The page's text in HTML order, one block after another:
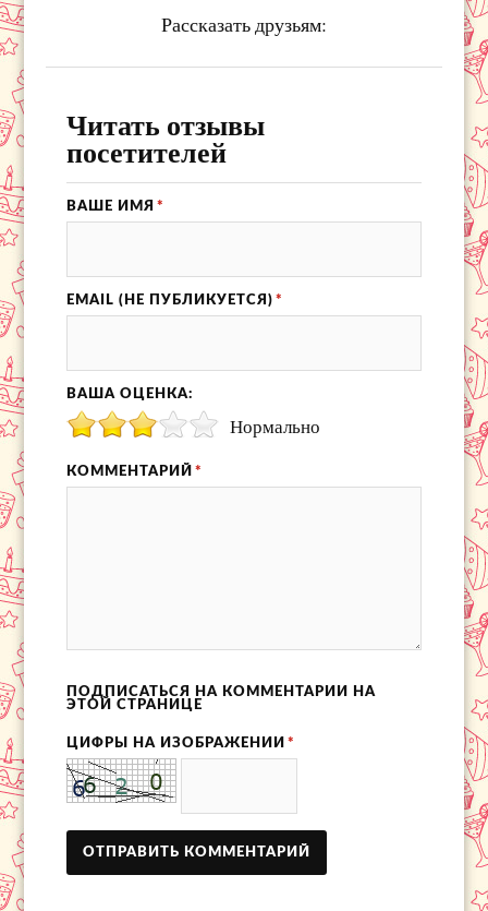
Рассказать друзьям:
Читать отзывы
посетителей
ВАШЕ ИМЯ *
EMAIL (НЕ ПУБЛИКУЕТСЯ) *
ВАША ОЦЕНКА:
Нормально
КОММЕНТАРИЙ *
ПОДПИСАТЬСЯ НА КОММЕНТАРИИ НА
ЭТОЙ СТРАНИЦЕ
ЦИФРЫ НА ИЗОБРАЖЕНИИ *